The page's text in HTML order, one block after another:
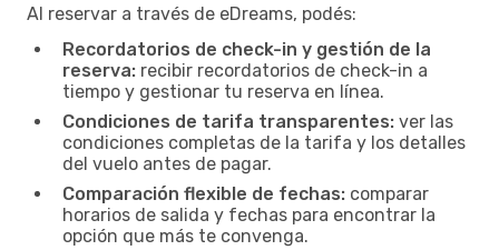
Al reservar a través de eDreams, podés:
Recordatorios de check-in y gestión de la
reserva: recibir recordatorios de check-in a
tiempo y gestionar tu reserva en línea.
Condiciones de tarifa transparentes: ver las
condiciones completas de la tarifa y los detalles
del vuelo antes de pagar.
Comparación flexible de fechas: comparar
horarios de salida y fechas para encontrar la
opción que más te convenga.